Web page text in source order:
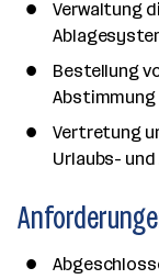
Verwaltung
Bestellung
Abstimmung
Vertretung
Urlaubs-